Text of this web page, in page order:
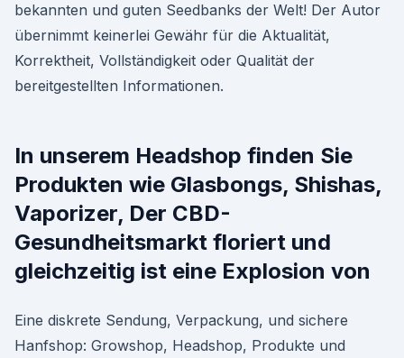
bekannten und guten Seedbanks der Welt! Der Autor
übernimmt keinerlei Gewähr für die Aktualität,
Korrektheit, Vollständigkeit oder Qualität der
bereitgestellten Informationen.
In unserem Headshop finden Sie
Produkten wie Glasbongs, Shishas,
Vaporizer, Der CBD-
Gesundheitsmarkt floriert und
gleichzeitig ist eine Explosion von
Eine diskrete Sendung, Verpackung, und sichere
Hanfshop: Growshop, Headshop, Produkte und